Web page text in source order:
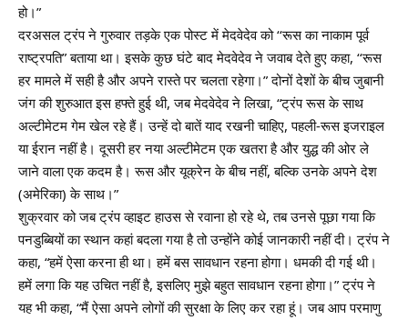
हो।”
दरअसल ट्रंप ने गुरुवार तड़के एक पोस्ट में मेदवेदेव को ‘‘रूस का नाकाम पूर्व
राष्ट्रपति” बताया था। इसके कुछ घंटे बाद मेदवेदेव ने जवाब देते हुए कहा, ‘‘रूस
हर मामले में सही है और अपने रास्ते पर चलता रहेगा।” दोनों देशों के बीच जुबानी
जंग की शुरुआत इस हफ्ते हुई थी, जब मेदवेदेव ने लिखा, “ट्रंप रूस के साथ
अल्टीमेटम गेम खेल रहे हैं। उन्हें दो बातें याद रखनी चाहिए, पहली-रूस इजराइल
या ईरान नहीं है। दूसरी हर नया अल्टीमेटम एक खतरा है और युद्ध की ओर ले
जाने वाला एक कदम है। रूस और यूक्रेन के बीच नहीं, बल्कि उनके अपने देश
(अमेरिका) के साथ।”
शुक्रवार को जब ट्रंप व्हाइट हाउस से रवाना हो रहे थे, तब उनसे पूछा गया कि
पनडुब्बियों का स्थान कहां बदला गया है तो उन्होंने कोई जानकारी नहीं दी। ट्रंप ने
कहा, “हमें ऐसा करना ही था। हमें बस सावधान रहना होगा। धमकी दी गई थी।
हमें लगा कि यह उचित नहीं है, इसलिए मुझे बहुत सावधान रहना होगा।” ट्रंप ने
यह भी कहा, “मैं ऐसा अपने लोगों की सुरक्षा के लिए कर रहा हूं। जब आप परमाणु